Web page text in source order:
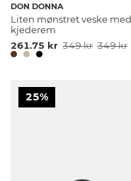
DON DONNA
Liten mønstret veske med
kjederem
261.75 kr 349 kr 349 kr
25%